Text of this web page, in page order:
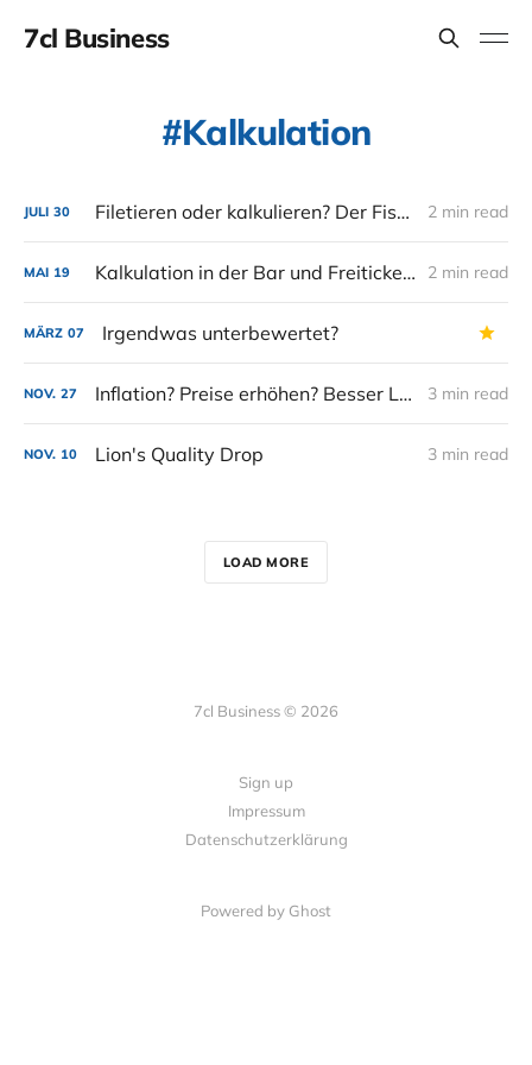
7cl Business
Kalkulation
JULI 30 Filetieren oder kalkulieren? Der Fisch muss dem Gast schmecken... 2 min read
MAI 19 Kalkulation in der Bar und Freitickets zum Bar Symposium Köln 2 min read
MÄRZ 07 Irgendwas unterbewertet?
NOV. 27 Inflation? Preise erhöhen? Besser Laden voll machen. 3 min read
NOV. 10 Lion's Quality Drop 3 min read
LOAD MORE
7cl Business © 2026
Sign up
Impressum
Datenschutzerklärung
Powered by Ghost